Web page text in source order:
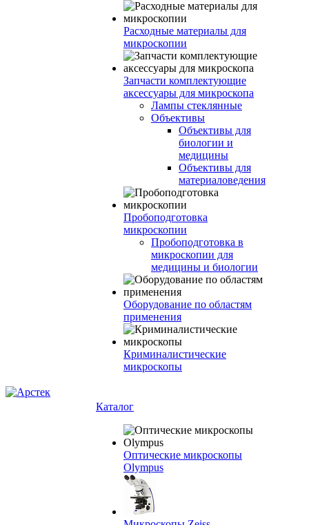
Расходные материалы для
микроскопии
Запчасти комплектующие
аксессуары для микроскопа
Лампы стеклянные
Объективы
Объективы для
биологии и
медицины
Объективы для
материаловедения
Пробоподготовка
микроскопии
Пробоподготовка в
микроскопии для
медицины и биологии
Оборудование по областям
применения
Криминалистические
микроскопы
Каталог
Оптические микроскопы
Olympus